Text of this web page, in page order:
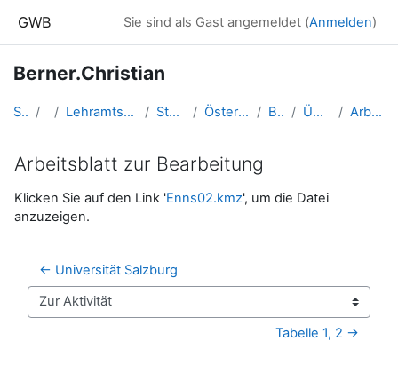
GWB Sie sind als Gast angemeldet (Anmelden)
Berner.Christian
Startseite Kurse Lehramtsausbildung GW im Cluster Österreich Mitte Studentische Lernkurse Österreich-LV - Salzburg - SS 2018 Berner.Christian Übungsphase in der LV Arbeitsblatt zur Bearbeitung
Arbeitsblatt zur Bearbeitung
Abschlussbedingungen
Klicken Sie auf den Link 'Enns02.kmz', um die Datei
anzuzeigen.
← Universität Salzburg
Zur Aktivität
Tabelle 1, 2 →